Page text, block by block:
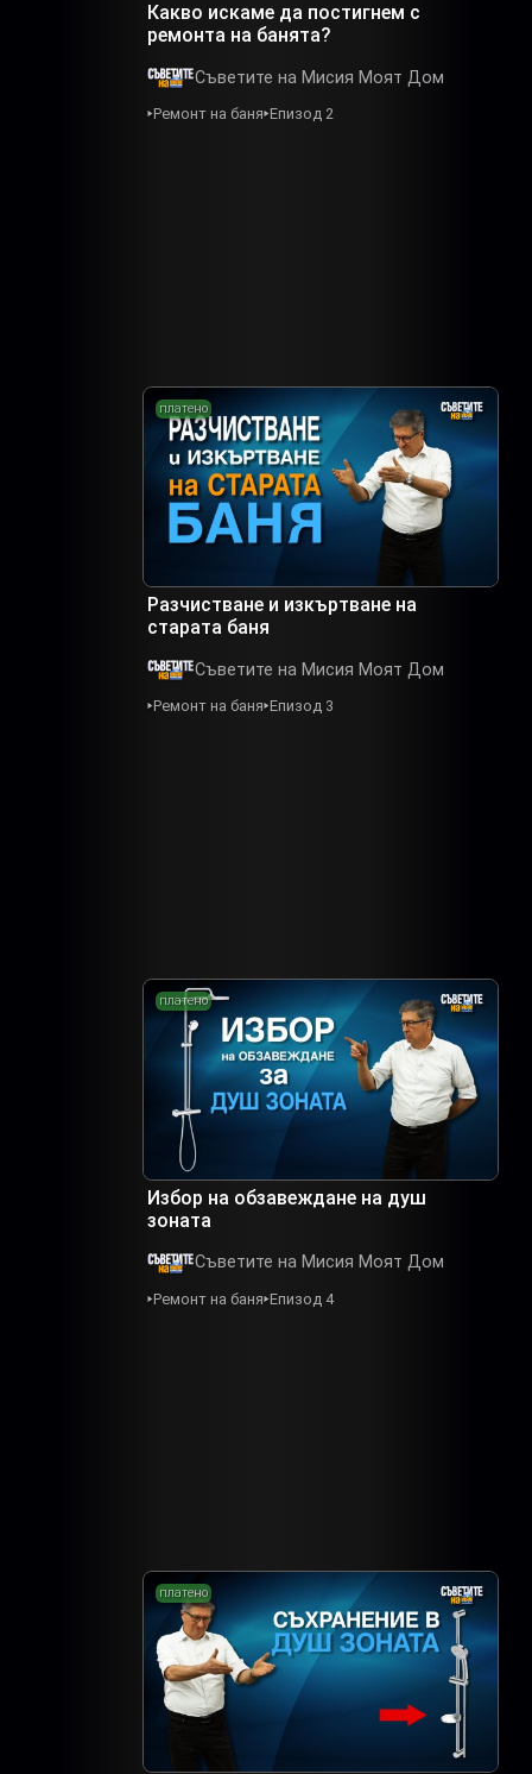
Какво искаме да постигнем с
ремонта на банята?
Съветите на Мисия Моят Дом
Ремонт на баня Епизод 2
платено
Разчистване и изкъртване на
старата баня
Съветите на Мисия Моят Дом
Ремонт на баня Епизод 3
платено
Избор на обзавеждане на душ
зоната
Съветите на Мисия Моят Дом
Ремонт на баня Епизод 4
платено